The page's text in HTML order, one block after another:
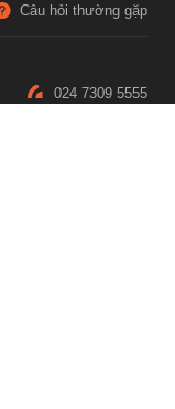
Câu hỏi thường gặp
024 7309 5555